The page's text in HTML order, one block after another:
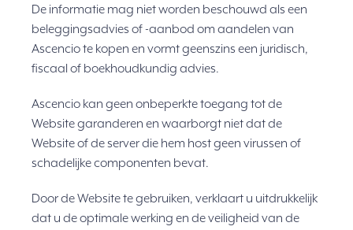
De informatie mag niet worden beschouwd als een
beleggingsadvies of -aanbod om aandelen van
Ascencio te kopen en vormt geenszins een juridisch,
fiscaal of boekhoudkundig advies.
Ascencio kan geen onbeperkte toegang tot de
Website garanderen en waarborgt niet dat de
Website of de server die hem host geen virussen of
schadelijke componenten bevat.
Door de Website te gebruiken, verklaart u uitdrukkelijk
dat u de optimale werking en de veiligheid van de